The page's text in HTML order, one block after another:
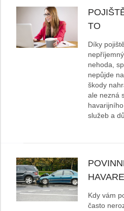
TO
Díky
nehoda,
nepůjde
škody
ale nezná
služeb a
Kdy vám
často